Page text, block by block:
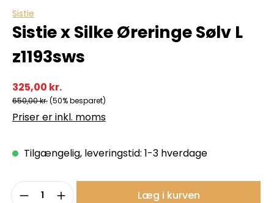
Sistie
Sistie x Silke Øreringe Sølv L
z1193sws
325,00 kr.
650,00 kr.(50% besparet)
Priser er inkl. moms
Tilgængelig, leveringstid: 1-3 hverdage
Produktmængde: Indtast det
Læg i kurven